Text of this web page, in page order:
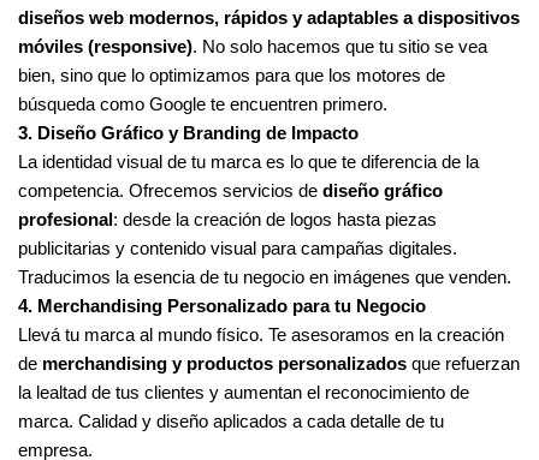
diseños web modernos, rápidos y adaptables a dispositivos
móviles (responsive). No solo hacemos que tu sitio se vea
bien, sino que lo optimizamos para que los motores de
búsqueda como Google te encuentren primero.
3. Diseño Gráfico y Branding de Impacto
La identidad visual de tu marca es lo que te diferencia de la
competencia. Ofrecemos servicios de diseño gráfico
profesional: desde la creación de logos hasta piezas
publicitarias y contenido visual para campañas digitales.
Traducimos la esencia de tu negocio en imágenes que venden.
4. Merchandising Personalizado para tu Negocio
Llevá tu marca al mundo físico. Te asesoramos en la creación
de merchandising y productos personalizados que refuerzan
la lealtad de tus clientes y aumentan el reconocimiento de
marca. Calidad y diseño aplicados a cada detalle de tu
empresa.